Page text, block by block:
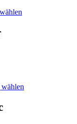
auf
auf